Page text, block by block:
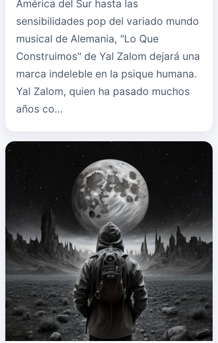
América del Sur hasta las
sensibilidades pop del variado mundo
musical de Alemania, "Lo Que
Construimos" de Yal Zalom dejará una
marca indeleble en la psique humana.
Yal Zalom, quien ha pasado muchos
años co…